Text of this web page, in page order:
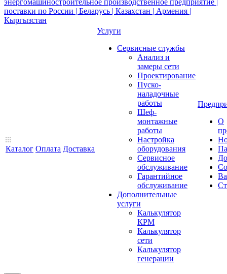
Каталог Оплата Доставка
Услуги
Сервисные службы
Анализ и
замеры сети
Проектирование
Пуско-
наладочные
работы
Шеф-
монтажные
работы
Настройка
оборудования
Сервисное
обслуживание
Гарантийное
обслуживание
Дополнительные
услуги
Калькулятор
КРМ
Калькулятор
сети
Калькулятор
генерации
О